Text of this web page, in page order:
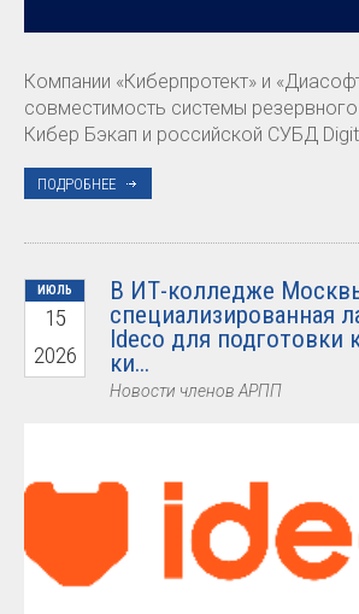
Компании «Киберпротект» и
совместимость системы
Кибер Бэкап и российской СУБД
ПОДРОБНЕЕ
ИЮЛЬ
15
2026
В ИТ-колледже
специализированная
Ideco для подготовки
ки...
Новости членов АРПП